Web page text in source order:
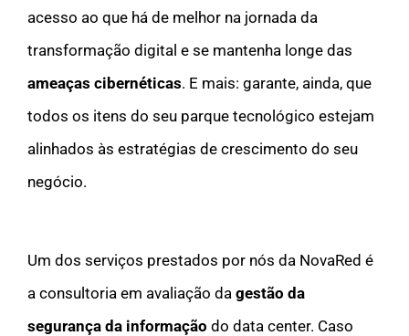
acesso ao que há de melhor na jornada da
transformação digital e se mantenha longe das
ameaças cibernéticas. E mais: garante, ainda, que
todos os itens do seu parque tecnológico estejam
alinhados às estratégias de crescimento do seu
negócio.
Um dos serviços prestados por nós da NovaRed é
a consultoria em avaliação da gestão da
segurança da informação do data center. Caso